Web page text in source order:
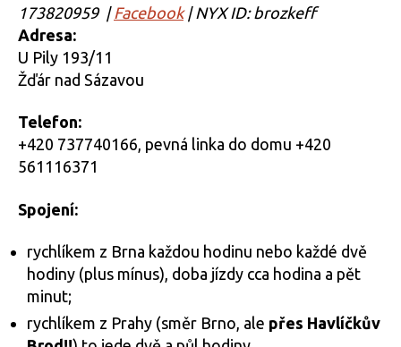
173820959 | Facebook| NYX ID: brozkeff
Adresa:
U Pily 193/11
Žďár nad Sázavou
Telefon:
+420 737740166, pevná linka do domu +420
561116371
Spojení:
rychlíkem z Brna každou hodinu nebo každé dvě
hodiny (plus mínus), doba jízdy cca hodina a pět
minut;
rychlíkem z Prahy (směr Brno, ale přes Havlíčkův